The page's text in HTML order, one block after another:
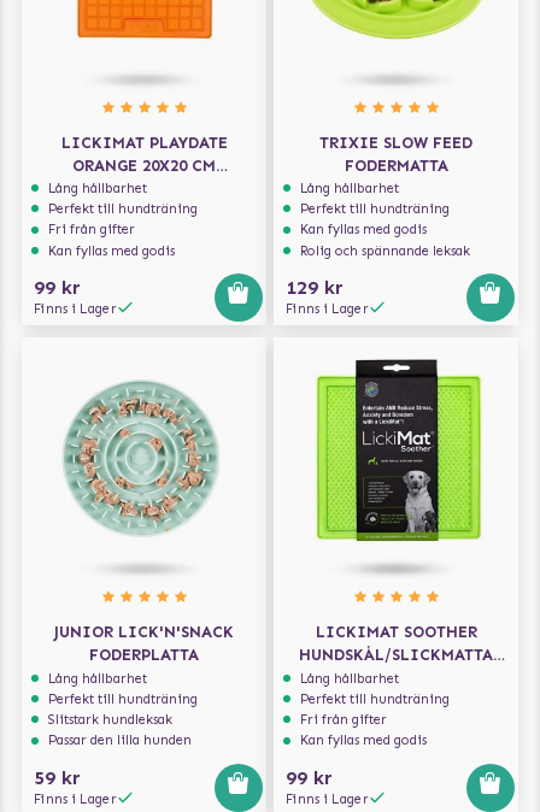
LICKIMAT PLAYDATE
ORANGE 20X20 CM
HUNDSKÅL/SLICKMATTA
Lång hållbarhet
Perfekt till hundträning
Fri från gifter
Kan fyllas med godis
99 kr
Finns i Lager
TRIXIE SLOW FEED
FODERMATTA
Lång hållbarhet
Perfekt till hundträning
Kan fyllas med godis
Rolig och spännande leksak
129 kr
Finns i Lager
JUNIOR LICK'N'SNACK
FODERPLATTA
Lång hållbarhet
Perfekt till hundträning
Slitstark hundleksak
Passar den lilla hunden
59 kr
Finns i Lager
LICKIMAT SOOTHER
HUNDSKÅL/SLICKMATTA
GRÖN 20X20
Lång hållbarhet
Perfekt till hundträning
Fri från gifter
Kan fyllas med godis
99 kr
Finns i Lager